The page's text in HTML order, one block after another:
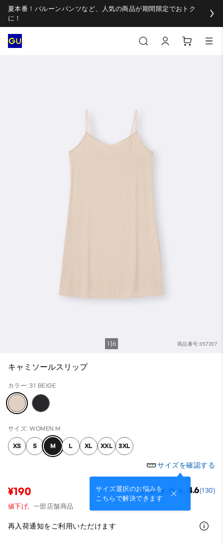
夏本番！バルーンパンツなど、人気の商品が期間限定でおトク
に！
商品番号:357207
1 6
キャミソールスリップ
カラー: 31 BEIGE
サイズ: WOMEN M
XS S M L XL XXL 3XL
サイズを確認する
サイズ選択のお悩みを
こちらで解決できます
¥190 4.6(130)
値下げ, 一部店舗商品
再入荷通知をご利用いただけます